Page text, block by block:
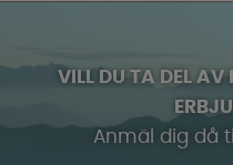
VILL DU TA DEL AV
Anmäl dig då